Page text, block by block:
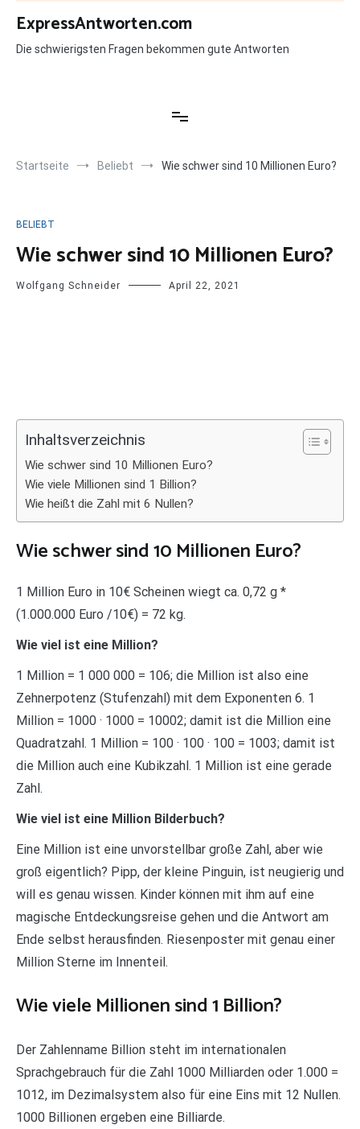
Zum
Inhalt
springen
ExpressAntworten.com
Die schwierigsten Fragen bekommen gute Antworten
Startseite Beliebt Wie schwer sind 10 Millionen Euro?
BELIEBT
Wie schwer sind 10 Millionen Euro?
Wolfgang Schneider April 22, 2021
Inhaltsverzeichnis
Wie schwer sind 10 Millionen Euro?
Wie viele Millionen sind 1 Billion?
Wie heißt die Zahl mit 6 Nullen?
Wie schwer sind 10 Millionen Euro?
1 Million Euro in 10€ Scheinen wiegt ca. 0,72 g *
(1.000.000 Euro /10€) = 72 kg.
Wie viel ist eine Million?
1 Million = 1 000 000 = 106; die Million ist also eine
Zehnerpotenz (Stufenzahl) mit dem Exponenten 6. 1
Million = 1000 · 1000 = 10002; damit ist die Million eine
Quadratzahl. 1 Million = 100 · 100 · 100 = 1003; damit ist
die Million auch eine Kubikzahl. 1 Million ist eine gerade
Zahl.
Wie viel ist eine Million Bilderbuch?
Eine Million ist eine unvorstellbar große Zahl, aber wie
groß eigentlich? Pipp, der kleine Pinguin, ist neugierig und
will es genau wissen. Kinder können mit ihm auf eine
magische Entdeckungsreise gehen und die Antwort am
Ende selbst herausfinden. Riesenposter mit genau einer
Million Sterne im Innenteil.
Wie viele Millionen sind 1 Billion?
Der Zahlenname Billion steht im internationalen
Sprachgebrauch für die Zahl 1000 Milliarden oder 1.000 =
1012, im Dezimalsystem also für eine Eins mit 12 Nullen.
1000 Billionen ergeben eine Billiarde.